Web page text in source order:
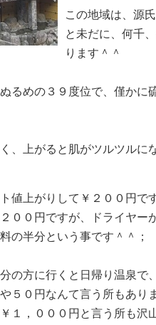
この地域は、源
と未だに、何千
ります＾＾
るめの３９度位で、僅かに
、上がると肌がツルツルに
値上がりして￥２００円です
００円ですが、ドライヤー
の半分という事です＾＾；
の方に行くと日帰り温泉で
５０円なんて言う所もあり
１，０００円と言う所も沢